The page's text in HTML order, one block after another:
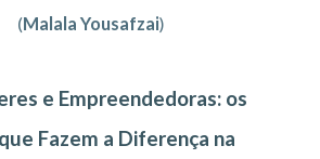
(Malala Yousafzai)
e Empreendedoras: os
Fazem a Diferença na